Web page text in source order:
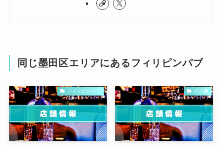
同じ墨田区エリアにあるフィリピンパブ
フィリピンパブ その他